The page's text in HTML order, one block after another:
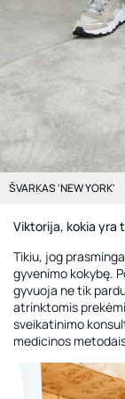
ŠVARKAS 'NEW YORK'
Viktorija, kokia yra
Tikiu, jog
gyvenimo kokybę.
gyvuoja ne tik
atrinktomis
sveikatinimo
medicinos